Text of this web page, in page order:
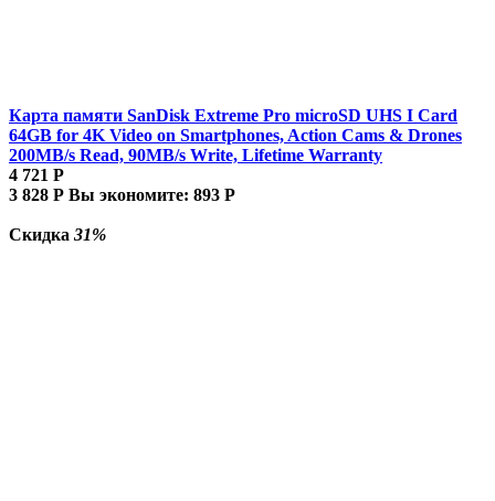
Карта памяти SanDisk Extreme Pro microSD UHS I Card
64GB for 4K Video on Smartphones, Action Cams & Drones
200MB/s Read, 90MB/s Write, Lifetime Warranty
4 721 Р
3 828 Р Вы экономите: 893 Р
Скидка 31%